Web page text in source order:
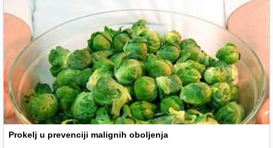
Prokelj u prevenciji malignih oboljenja